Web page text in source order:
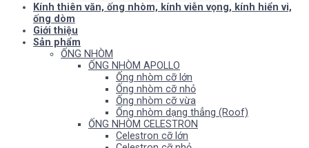
Kính thiên văn, ống nhòm, kính viễn vọng, kính hiển vi,
ống dòm
Giới thiệu
Sản phẩm
ỐNG NHÒM
ỐNG NHÒM APOLLO
Ống nhòm cỡ lớn
Ống nhòm cỡ nhỏ
Ống nhòm cỡ vừa
Ống nhòm dạng thẳng (Roof)
ỐNG NHÒM CELESTRON
Celestron cỡ lớn